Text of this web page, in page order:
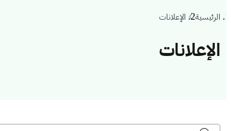
الرئيسية الإعلانات
الإعلانات